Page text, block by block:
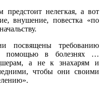
предстоит нелегкая, а вот
внушение, повестка «по
посвящены требованию
помощью в болезнях …
а не к знахарям и
чтобы они своими